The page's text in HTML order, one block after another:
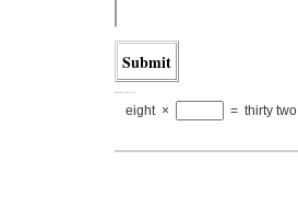
eight × = thirty two